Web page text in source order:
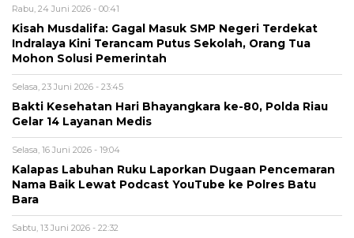
Rabu, 24 Juni 2026 - 00:41
Kisah Musdalifa: Gagal Masuk SMP Negeri Terdekat
Indralaya Kini Terancam Putus Sekolah, Orang Tua
Mohon Solusi Pemerintah
Selasa, 23 Juni 2026 - 23:45
Bakti Kesehatan Hari Bhayangkara ke-80, Polda Riau
Gelar 14 Layanan Medis
Selasa, 16 Juni 2026 - 19:04
Kalapas Labuhan Ruku Laporkan Dugaan Pencemaran
Nama Baik Lewat Podcast YouTube ke Polres Batu
Bara
Sabtu, 13 Juni 2026 - 22:32